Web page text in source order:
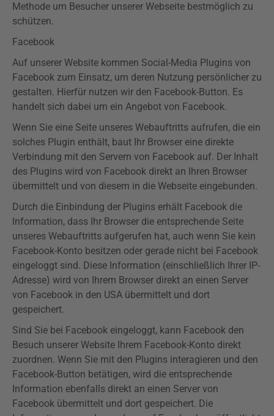
Methode um Besucher unserer Webseite bestmöglich zu
schützen.
Facebook
Auf unserer Website kommen Social-Media Plugins von
Facebook zum Einsatz, um deren Nutzung persönlicher zu
gestalten. Hierfür nutzen wir den Facebook-Button. Es
handelt sich dabei um ein Angebot von Facebook.
Wenn Sie eine Seite unseres Webauftritts aufrufen, die ein
solches Plugin enthält, baut Ihr Browser eine direkte
Verbindung mit den Servern von Facebook auf. Der Inhalt
des Plugins wird von Facebook direkt an Ihren Browser
übermittelt und von diesem in die Webseite eingebunden.
Durch die Einbindung der Plugins erhält Facebook die
Information, dass Ihr Browser die entsprechende Seite
unseres Webauftritts aufgerufen hat, auch wenn Sie kein
Facebook-Konto besitzen oder gerade nicht bei Facebook
eingeloggt sind. Diese Information (einschließlich Ihrer IP-
Adresse) wird von Ihrem Browser direkt an einen Server
von Facebook in den USA übermittelt und dort
gespeichert.
Sind Sie bei Facebook eingeloggt, kann Facebook den
Besuch unserer Website Ihrem Facebook-Konto direkt
zuordnen. Wenn Sie mit den Plugins interagieren und den
Facebook-Button betätigen, wird die entsprechende
Information ebenfalls direkt an einen Server von
Facebook übermittelt und dort gespeichert. Die